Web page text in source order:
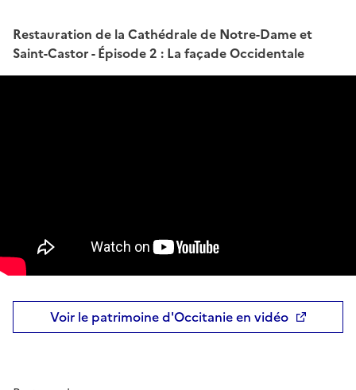
Restauration de la Cathédrale de Notre-Dame et
Saint-Castor - Épisode 2 : La façade Occidentale
Voir le patrimoine d'Occitanie en vidéo